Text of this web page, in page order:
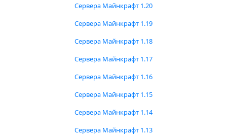
Сервера Майнкрафт 1.20
Сервера Майнкрафт 1.19
Сервера Майнкрафт 1.18
Сервера Майнкрафт 1.17
Сервера Майнкрафт 1.16
Сервера Майнкрафт 1.15
Сервера Майнкрафт 1.14
Сервера Майнкрафт 1.13